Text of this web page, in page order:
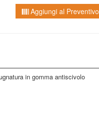
Aggiungi al Preventivo
in gomma antiscivolo